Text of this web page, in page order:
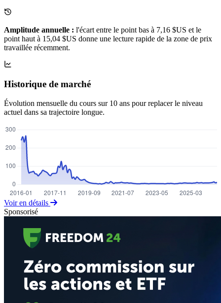
Amplitude annuelle : l'écart entre le point bas à 7,16 $US et le
point haut à 15,04 $US donne une lecture rapide de la zone de prix
travaillée récemment.
Historique de marché
Évolution mensuelle du cours sur 10 ans pour replacer le niveau
actuel dans sa trajectoire longue.
Voir en détails
Sponsorisé